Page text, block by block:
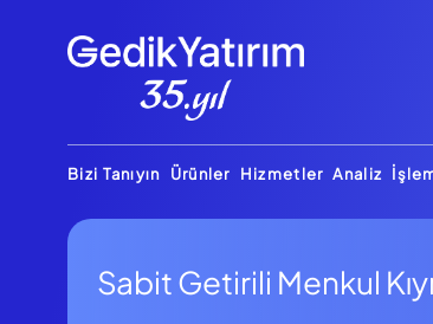
Bizi Tanıyın Ürünler Hizmetler Analiz
Sabit Getirili Menkul